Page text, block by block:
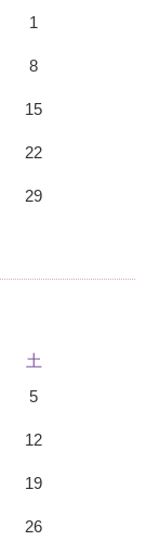
1
8
15
22
29
土
5
12
19
26